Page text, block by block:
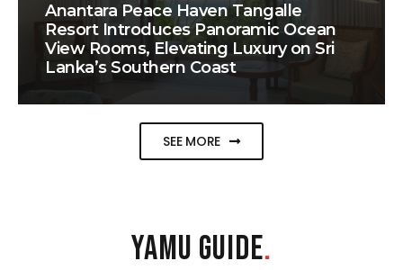
Anantara Peace Haven Tangalle
Resort Introduces Panoramic Ocean
View Rooms, Elevating Luxury on Sri
Lanka’s Southern Coast
SEE MORE
YAMU GUIDE.